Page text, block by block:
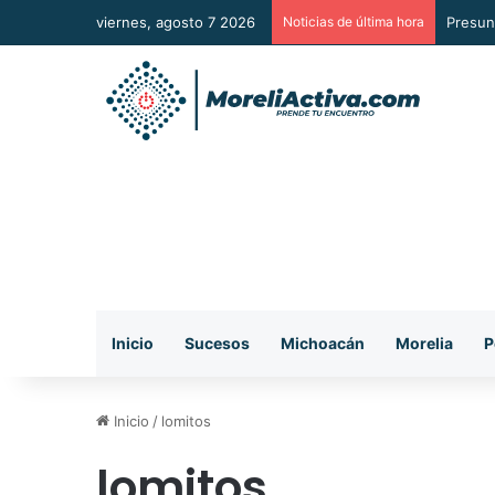
viernes, agosto 7 2026 Noticias de última hora
Inicio Sucesos Michoacán Morelia
Inicio / lomitos